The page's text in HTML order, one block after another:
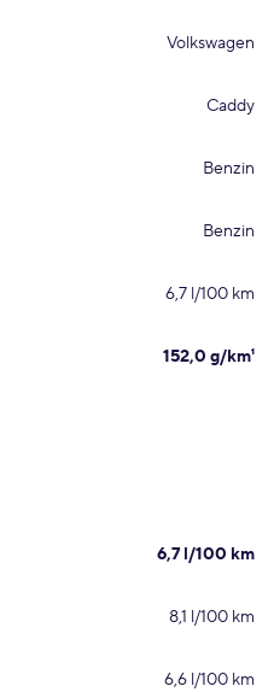
Volkswagen
Caddy
Benzin
Benzin
6,7 l/100 km
152,0 g/km¹
6,7 l/100 km
8,1 l/100 km
6,6 l/100 km